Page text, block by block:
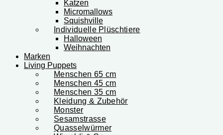
Katzen
Micromallows
Squishville
Individuelle Plüschtiere
Halloween
Weihnachten
Marken
Living Puppets
Menschen 65 cm
Menschen 45 cm
Menschen 35 cm
Kleidung & Zubehör
Monster
Sesamstrasse
Quasselwürmer